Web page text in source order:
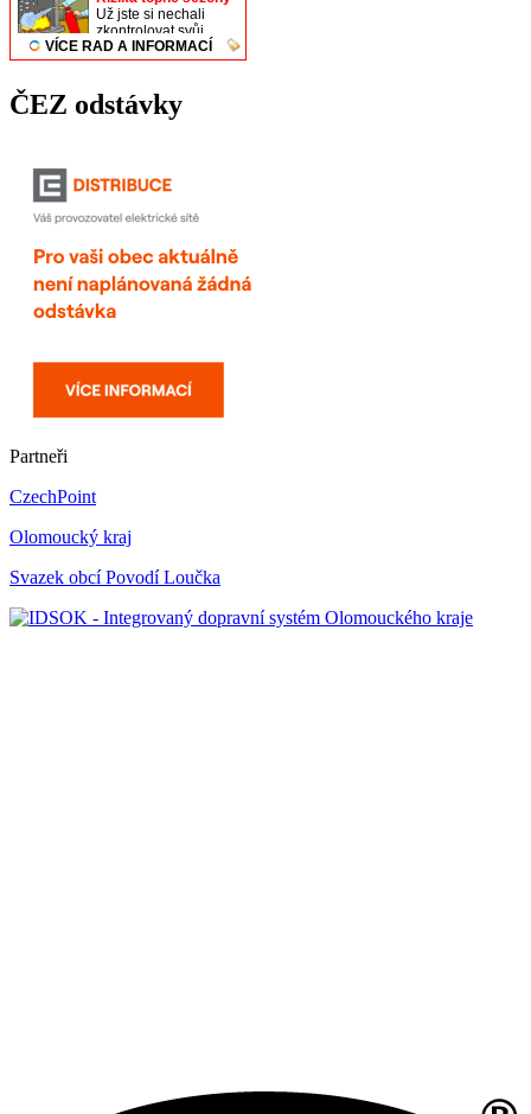
ČEZ odstávky
Partneři
CzechPoint
Olomoucký kraj
Svazek obcí Povodí Loučka